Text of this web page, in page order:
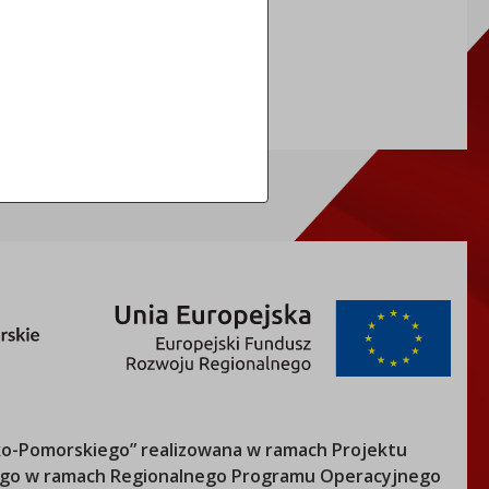
Pomorskiego” realizowana w ramach Projektu
w ramach Regionalnego Programu Operacyjnego